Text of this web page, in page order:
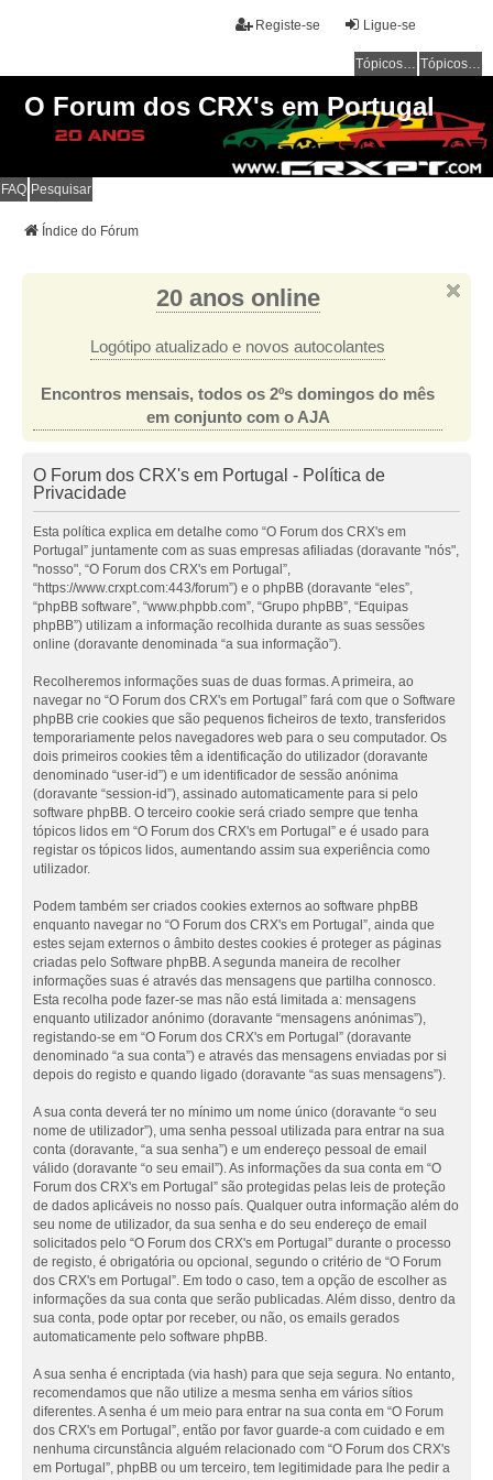
Ligue-se
Registe-se
Tópicos sem resposta Tópicos ativos
O Forum dos CRX's em Portugal
FAQ Pesquisar
Índice do Fórum
20 anos online
Logótipo atualizado e novos autocolantes
Encontros mensais, todos os 2ºs domingos do mês
em conjunto com o AJA
O Forum dos CRX's em Portugal - Política de
Privacidade
Esta política explica em detalhe como “O Forum dos CRX's em
Portugal” juntamente com as suas empresas afiliadas (doravante "nós",
"nosso", “O Forum dos CRX's em Portugal”,
“https://www.crxpt.com:443/forum”) e o phpBB (doravante “eles”,
“phpBB software”, “www.phpbb.com”, “Grupo phpBB”, “Equipas
phpBB”) utilizam a informação recolhida durante as suas sessões
online (doravante denominada “a sua informação”).
Recolheremos informações suas de duas formas. A primeira, ao
navegar no “O Forum dos CRX's em Portugal” fará com que o Software
phpBB crie cookies que são pequenos ficheiros de texto, transferidos
temporariamente pelos navegadores web para o seu computador. Os
dois primeiros cookies têm a identificação do utilizador (doravante
denominado “user-id”) e um identificador de sessão anónima
(doravante “session-id”), assinado automaticamente para si pelo
software phpBB. O terceiro cookie será criado sempre que tenha
tópicos lidos em “O Forum dos CRX's em Portugal” e é usado para
registar os tópicos lidos, aumentando assim sua experiência como
utilizador.
Podem também ser criados cookies externos ao software phpBB
enquanto navegar no “O Forum dos CRX's em Portugal”, ainda que
estes sejam externos o âmbito destes cookies é proteger as páginas
criadas pelo Software phpBB. A segunda maneira de recolher
informações suas é através das mensagens que partilha connosco.
Esta recolha pode fazer-se mas não está limitada a: mensagens
enquanto utilizador anónimo (doravante “mensagens anónimas”),
registando-se em “O Forum dos CRX's em Portugal” (doravante
denominado “a sua conta”) e através das mensagens enviadas por si
depois do registo e quando ligado (doravante “as suas mensagens”).
A sua conta deverá ter no mínimo um nome único (doravante “o seu
nome de utilizador”), uma senha pessoal utilizada para entrar na sua
conta (doravante, “a sua senha”) e um endereço pessoal de email
válido (doravante “o seu email”). As informações da sua conta em “O
Forum dos CRX's em Portugal” são protegidas pelas leis de proteção
de dados aplicáveis no nosso país. Qualquer outra informação além do
seu nome de utilizador, da sua senha e do seu endereço de email
solicitados pelo “O Forum dos CRX's em Portugal” durante o processo
de registo, é obrigatória ou opcional, segundo o critério de “O Forum
dos CRX's em Portugal”. Em todo o caso, tem a opção de escolher as
informações da sua conta que serão publicadas. Além disso, dentro da
sua conta, pode optar por receber, ou não, os emails gerados
automaticamente pelo software phpBB.
A sua senha é encriptada (via hash) para que seja segura. No entanto,
recomendamos que não utilize a mesma senha em vários sítios
diferentes. A senha é um meio para entrar na sua conta em “O Forum
dos CRX's em Portugal”, então por favor guarde-a com cuidado e em
nenhuma circunstância alguém relacionado com “O Forum dos CRX's
em Portugal”, phpBB ou um terceiro, tem legitimidade para lhe pedir a